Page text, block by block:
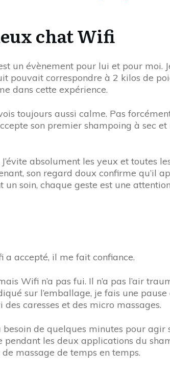
chat Wifi
un évènement pour lui et pour moi.
pouvait correspondre à 2 kilos de
dans cette expérience.
toujours aussi calme. Pas
son premier shampoing à sec
absolument les yeux et toutes
son regard doux confirme qu’il
soin, chaque geste est une attention
a accepté, il me fait confiance.
Wifi n’a pas fui. Il n’a pas l’air
sur l’emballage, je fais une
caresses et des micro massages.
de quelques minutes pour agir
les deux applications du
massage de temps en temps.